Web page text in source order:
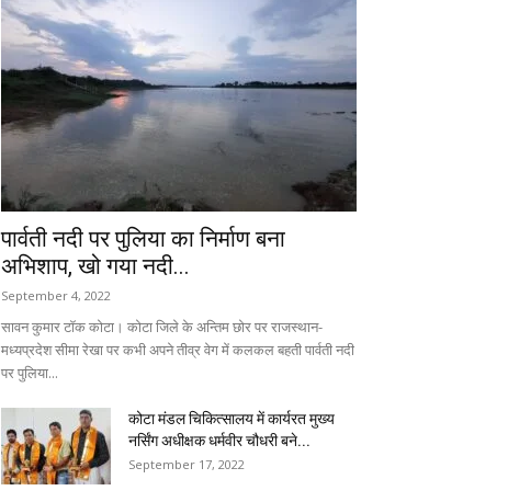
पार्वती नदी पर पुलिया का निर्माण बना
अभिशाप, खो गया नदी...
September 4, 2022
सावन कुमार टॉक कोटा। कोटा जिले के अन्तिम छोर पर राजस्थान-
मध्यप्रदेश सीमा रेखा पर कभी अपने तीव्र वेग में कलकल बहती पार्वती नदी
पर पुलिया...
कोटा मंडल चिकित्सालय में कार्यरत मुख्य
नर्सिंग अधीक्षक धर्मवीर चौधरी बने...
September 17, 2022